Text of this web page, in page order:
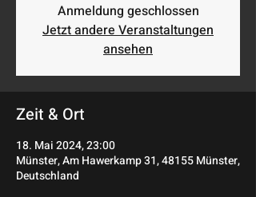
Anmeldung geschlossen
Jetzt andere Veranstaltungen
ansehen
Zeit & Ort
18. Mai 2024, 23:00
Münster, Am Hawerkamp 31, 48155 Münster,
Deutschland